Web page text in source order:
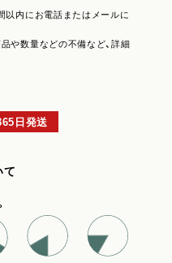
以内にお電話またはメールに
や数量などの不備など、詳細
日発送
て